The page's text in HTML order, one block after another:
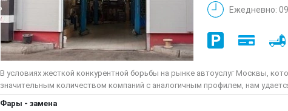
Ежедневно:
В условиях жесткой конкурентной борьбы на рынке автоуслуг Москвы,
значительным количеством компаний с аналогичным профилем, нам
Фары - замена